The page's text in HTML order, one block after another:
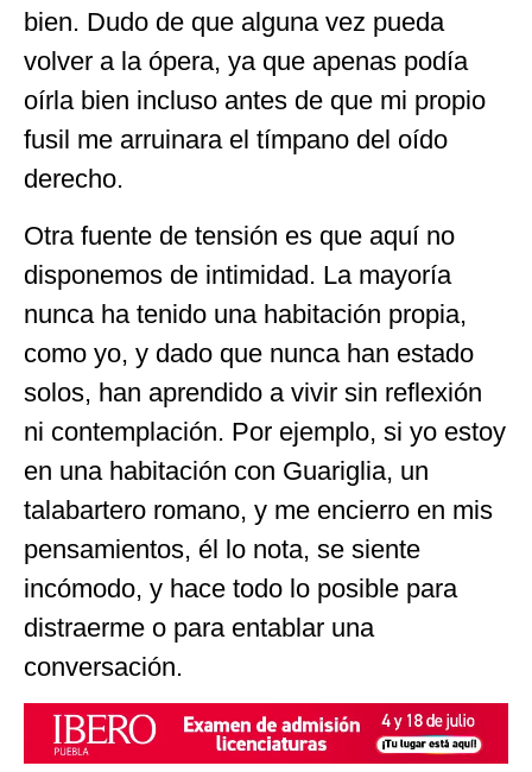
bien. Dudo de que alguna vez pueda
volver a la ópera, ya que apenas podía
oírla bien incluso antes de que mi propio
fusil me arruinara el tímpano del oído
derecho.
Otra fuente de tensión es que aquí no
disponemos de intimidad. La mayoría
nunca ha tenido una habitación propia,
como yo, y dado que nunca han estado
solos, han aprendido a vivir sin reflexión
ni contemplación. Por ejemplo, si yo estoy
en una habitación con Guariglia, un
talabartero romano, y me encierro en mis
pensamientos, él lo nota, se siente
incómodo, y hace todo lo posible para
distraerme o para entablar una
conversación.